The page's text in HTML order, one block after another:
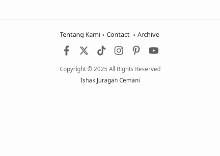
Tentang Kami Contact Archive
Copyright © 2025 All Rights Reserved
Ishak Juragan Cemani